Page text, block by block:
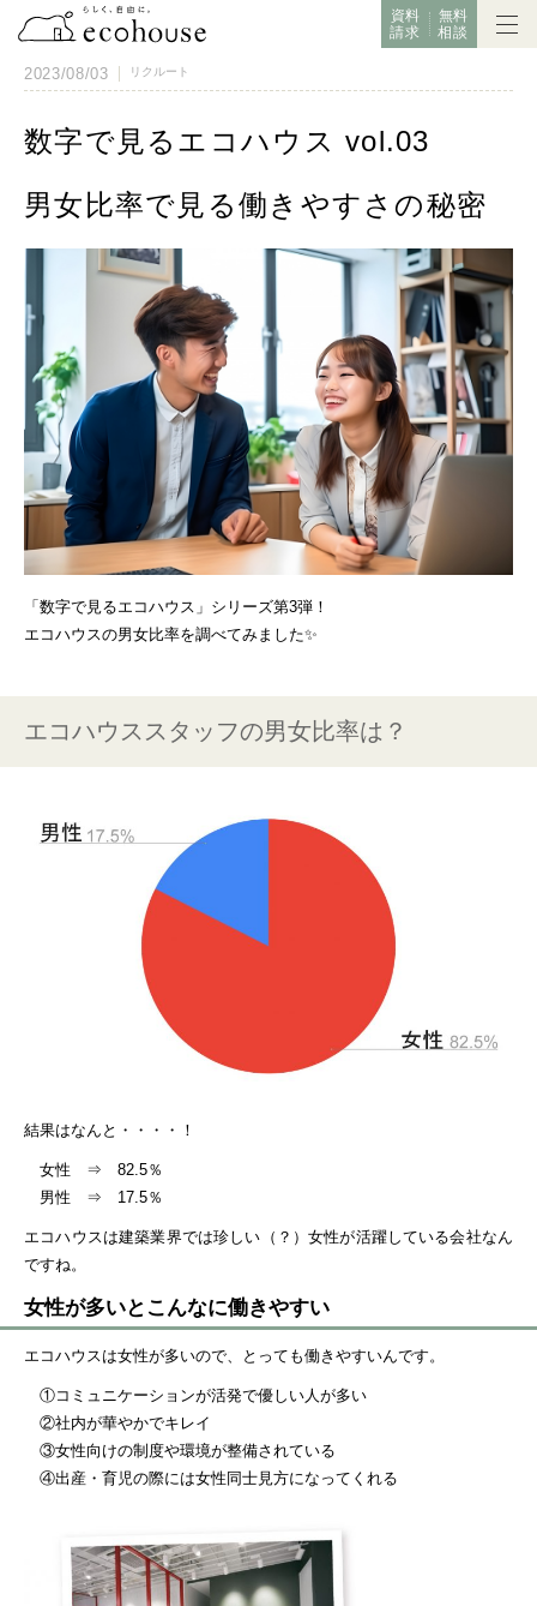
資料
請求
無料
相談
2023/08/03 リクルート
数字で見るエコハウス vol.03
男女比率で見る働きやすさの秘密
「数字で見るエコハウス」シリーズ第3弾！
エコハウスの男女比率を調べてみました✨
エコハウススタッフの男女比率は？
結果はなんと・・・・！
女性 ⇒ 82.5％
男性 ⇒ 17.5％
エコハウスは建築業界では珍しい（？）女性が活躍している会社なん
ですね。
女性が多いとこんなに働きやすい
エコハウスは女性が多いので、とっても働きやすいんです。
①コミュニケーションが活発で優しい人が多い
②社内が華やかでキレイ
③女性向けの制度や環境が整備されている
④出産・育児の際には女性同士見方になってくれる